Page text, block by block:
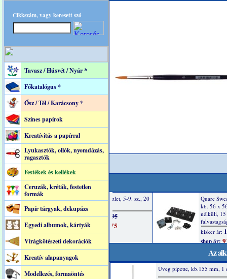
Cikkszám, vagy keresett szó
Tavasz / Húsvét / Nyár *
Főkatalógus *
Ősz / Tél / Karácsony *
Színes papírok
Kreatívitás a papírral
Lyukasztók, ollók, nyomdázás,
ragasztók
Festékek és kellékek
Ceruzák, kréták, festetlen
formák
Papír tárgyak, dekupázs
Egyedi albumok, kártyák
Virágkötészeti dekorációk
Kreatív alapanyagok
Modellezés, formaöntés
Az
Üveg pipette, kb.155 mm, 1